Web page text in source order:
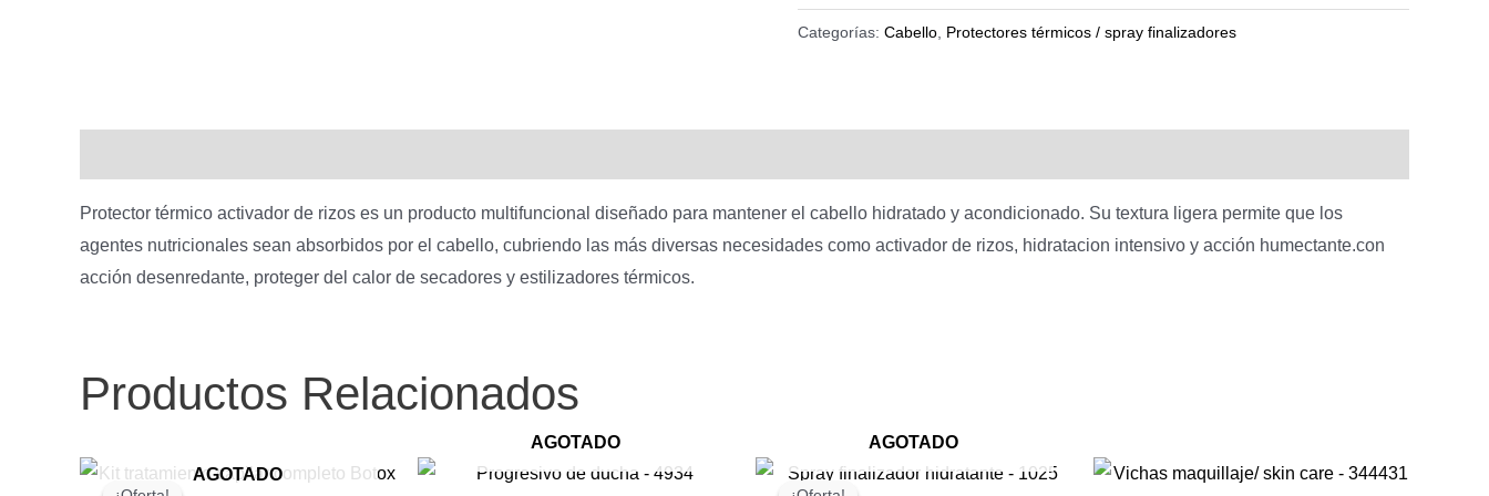
original actual
Categorías: Cabello Protectores térmicos / spray finalizadores
Protector térmico activador de rizos es un producto multifuncional diseñado para mantener el cabello hidratado y acondicionado. Su textura ligera permite que los
agentes nutricionales sean absorbidos por el cabello, cubriendo las más diversas necesidades como activador de rizos, hidratacion intensivo y acción humectante.con
acción desenredante, proteger del calor de secadores y estilizadores térmicos.
Productos Relacionados
AGOTADO
AGOTADO AGOTADO